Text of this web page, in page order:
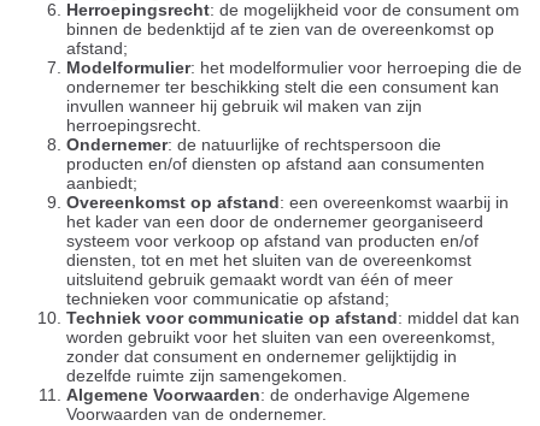
Herroepingsrecht: de mogelijkheid voor de consument om
binnen de bedenktijd af te zien van de overeenkomst op
afstand;
Modelformulier: het modelformulier voor herroeping die de
ondernemer ter beschikking stelt die een consument kan
invullen wanneer hij gebruik wil maken van zijn
herroepingsrecht.
Ondernemer: de natuurlijke of rechtspersoon die
producten en/of diensten op afstand aan consumenten
aanbiedt;
Overeenkomst op afstand: een overeenkomst waarbij in
het kader van een door de ondernemer georganiseerd
systeem voor verkoop op afstand van producten en/of
diensten, tot en met het sluiten van de overeenkomst
uitsluitend gebruik gemaakt wordt van één of meer
technieken voor communicatie op afstand;
Techniek voor communicatie op afstand: middel dat kan
worden gebruikt voor het sluiten van een overeenkomst,
zonder dat consument en ondernemer gelijktijdig in
dezelfde ruimte zijn samengekomen.
Algemene Voorwaarden: de onderhavige Algemene
Voorwaarden van de ondernemer.